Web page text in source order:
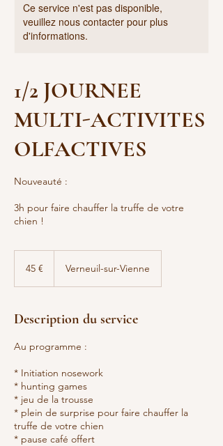
Ce service n'est pas disponible,
veuillez nous contacter pour plus
d'informations.
1/2 JOURNEE
MULTI-ACTIVITES
OLFACTIVES
Nouveauté :
3h pour faire chauffer la truffe de votre
chien !
45 € Verneuil-sur-Vienne
Description du service
Au programme :
* Initiation nosework
* hunting games
* jeu de la trousse
* plein de surprise pour faire chauffer la
truffe de votre chien
* pause café offert